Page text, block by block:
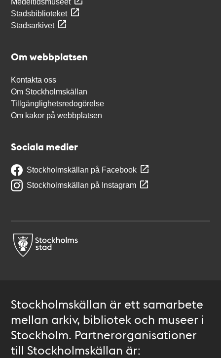
Medeltidsmuseet
Stadsbiblioteket
Stadsarkivet
Om webbplatsen
Kontakta oss
Om Stockholmskällan
Tillgänglighetsredogörelse
Om kakor på webbplatsen
Sociala medier
Stockholmskällan på Facebook
Stockholmskällan på Instagram
Stockholmskällan är ett samarbete
mellan arkiv, bibliotek och museer i
Stockholm. Partnerorganisationer
till Stockholmskällan är: